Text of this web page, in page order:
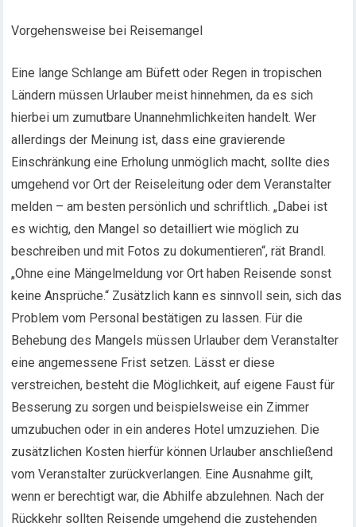
Vorgehensweise bei Reisemangel
Eine lange Schlange am Büfett oder Regen in tropischen
Ländern müssen Urlauber meist hinnehmen, da es sich
hierbei um zumutbare Unannehmlichkeiten handelt. Wer
allerdings der Meinung ist, dass eine gravierende
Einschränkung eine Erholung unmöglich macht, sollte dies
umgehend vor Ort der Reiseleitung oder dem Veranstalter
melden – am besten persönlich und schriftlich. „Dabei ist
es wichtig, den Mangel so detailliert wie möglich zu
beschreiben und mit Fotos zu dokumentieren“, rät Brandl.
„Ohne eine Mängelmeldung vor Ort haben Reisende sonst
keine Ansprüche.“ Zusätzlich kann es sinnvoll sein, sich das
Problem vom Personal bestätigen zu lassen. Für die
Behebung des Mangels müssen Urlauber dem Veranstalter
eine angemessene Frist setzen. Lässt er diese
verstreichen, besteht die Möglichkeit, auf eigene Faust für
Besserung zu sorgen und beispielsweise ein Zimmer
umzubuchen oder in ein anderes Hotel umzuziehen. Die
zusätzlichen Kosten hierfür können Urlauber anschließend
vom Veranstalter zurückverlangen. Eine Ausnahme gilt,
wenn er berechtigt war, die Abhilfe abzulehnen. Nach der
Rückkehr sollten Reisende umgehend die zustehenden